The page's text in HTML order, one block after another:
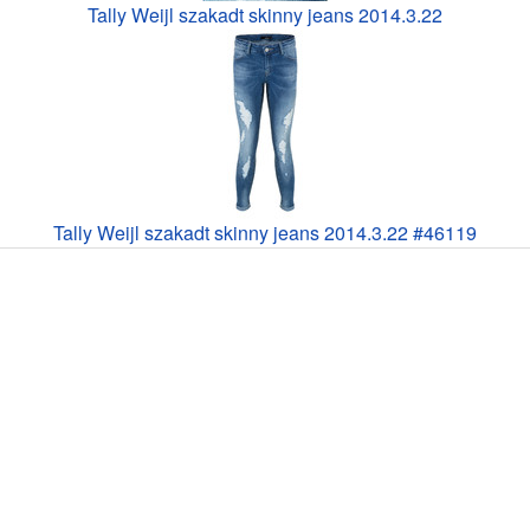
Tally Weijl szakadt skinny jeans 2014.3.22
Tally Weijl szakadt skinny jeans 2014.3.22 #46119